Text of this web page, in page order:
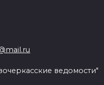
ведомости"